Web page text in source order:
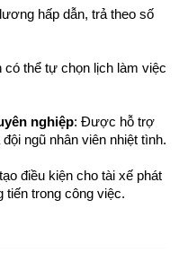
hấp dẫn, trả theo số
có thể tự chọn lịch làm việc
nghiệp: Được hỗ trợ
ngũ nhân viên nhiệt tình.
điều kiện cho tài xế phát
tiến trong công việc.